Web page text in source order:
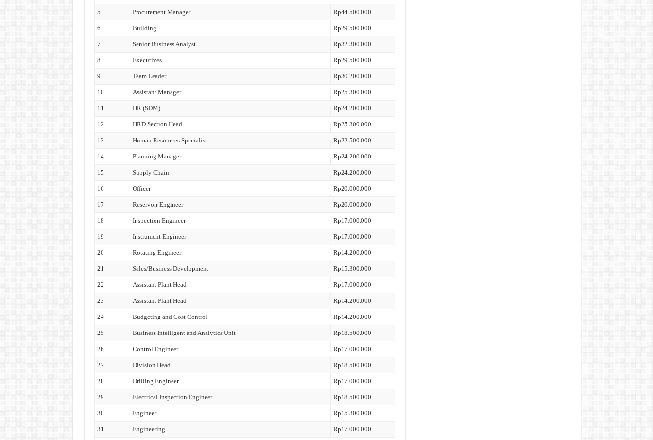
5 Procurement Manager Rp44.500.000
6 Building Rp29.500.000
7 Senior Business Analyst Rp32.300.000
8 Executives Rp29.500.000
9 Team Leader Rp30.200.000
10 Assistant Manager Rp25.300.000
11 HR (SDM) Rp24.200.000
12 HRD Section Head Rp25.300.000
13 Human Resources Specialist Rp22.500.000
14 Planning Manager Rp24.200.000
15 Supply Chain Rp24.200.000
16 Officer Rp20.000.000
17 Reservoir Engineer Rp20.000.000
18 Inspection Engineer Rp17.000.000
19 Instrument Engineer Rp17.000.000
20 Rotating Engineer Rp14.200.000
21 Sales/Business Development Rp15.300.000
22 Assistant Plant Head Rp17.000.000
23 Assistant Plant Head Rp14.200.000
24 Budgeting and Cost Control Rp14.200.000
25 Business Intelligent and Analytics Unit Rp18.500.000
26 Control Engineer Rp17.000.000
27 Division Head Rp18.500.000
28 Drilling Engineer Rp17.000.000
29 Electrical Inspection Engineer Rp18.500.000
30 Engineer Rp15.300.000
31 Engineering Rp17.000.000